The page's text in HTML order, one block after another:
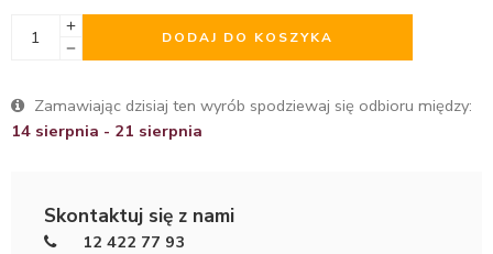
DODAJ DO KOSZYKA
Zamawiając dzisiaj ten wyrób spodziewaj się odbioru między:
14 sierpnia - 21 sierpnia
Skontaktuj się z nami
12 422 77 93